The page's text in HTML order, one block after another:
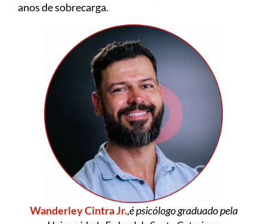
anos de sobrecarga.
Wanderley Cintra Jr.,é psicólogo graduado pela